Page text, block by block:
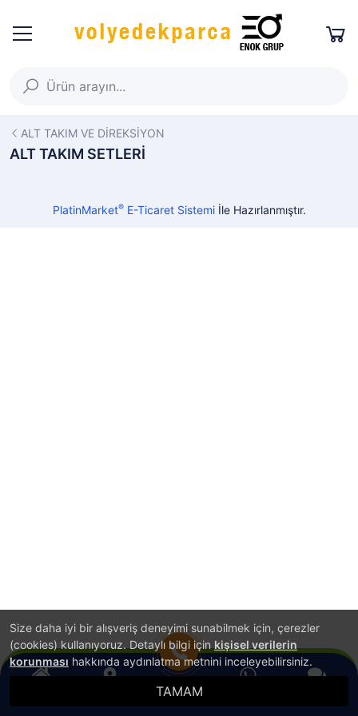
Size daha iyi bir alışveriş deneyimi sunabilmek için, çerezler
(cookies) kullanıyoruz. Detaylı bilgi için kişisel verilerin
korunması hakkında aydınlatma metnini inceleyebilirsiniz.
TAMAM
Hemen Ara
ALT TAKIM VE DİREKSİYON
ALT TAKIM SETLERİ
PlatinMarket®E-Ticaret Sistemiİle Hazırlanmıştır.